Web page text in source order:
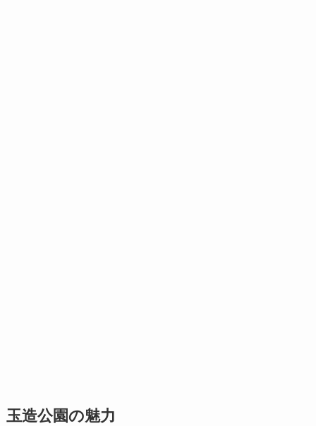
玉造公園の魅力